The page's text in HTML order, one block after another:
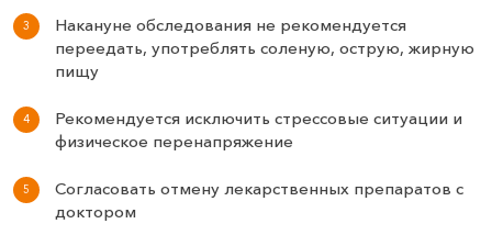
Накануне обследования не рекомендуется
переедать, употреблять соленую, острую, жирную
пищу
Рекомендуется исключить стрессовые ситуации и
физическое перенапряжение
Согласовать отмену лекарственных препаратов с
доктором